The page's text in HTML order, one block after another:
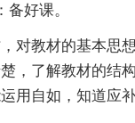
好课。
教材的基本思想
，了解教材的结
用自如，知道应